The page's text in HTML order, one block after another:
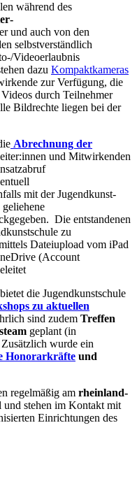
während des
und auch von den
selbstverständlich
Videoerlaubnis
dazu Kompaktkameras
zur Verfügung, die
durch Teilnehmer
Bildrechte liegen bei der
Abrechnung der
und Mitwirkenden
mit der Jugendkunst­
Die ent­standenen
zu
Dateiupload vom iPad
(Account
die Jugendkunstschule
zu aktuellen
sind zudem Treffen
geplant (in
wurde ein
Honorarkräfte und
regelmäßig am rheinland-
und stehen im Kontakt mit
Einrichtungen des